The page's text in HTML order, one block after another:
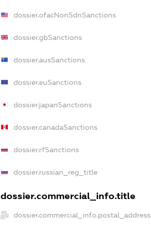
dossier.ofacNonSdnSanctions
dossier.gbSanctions
dossier.ausSanctions
dossier.euSanctions
dossier.japanSanctions
dossier.canadaSanctions
dossier.rfSanctions
dossier.russian_reg_title
dossier.commercial_info.title
dossier.commercial_info.postal_address